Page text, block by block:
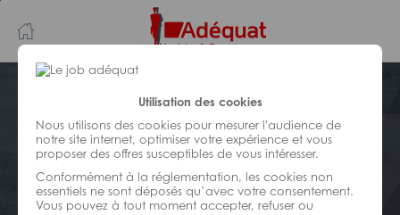
Utilisation des cookies
Nous utilisons des cookies pour mesurer l'audience de
notre site internet, optimiser votre expérience et vous
proposer des offres susceptibles de vous intéresser.
Conformément à la réglementation, les cookies non
essentiels ne sont déposés qu’avec votre consentement.
Vous pouvez à tout moment accepter, refuser ou
au
contenu
principal
navigation
BÂTIMENT ET TRAVAUX PUBLICS
Réf : 0GA-324122
Manoeuvre btp H/F